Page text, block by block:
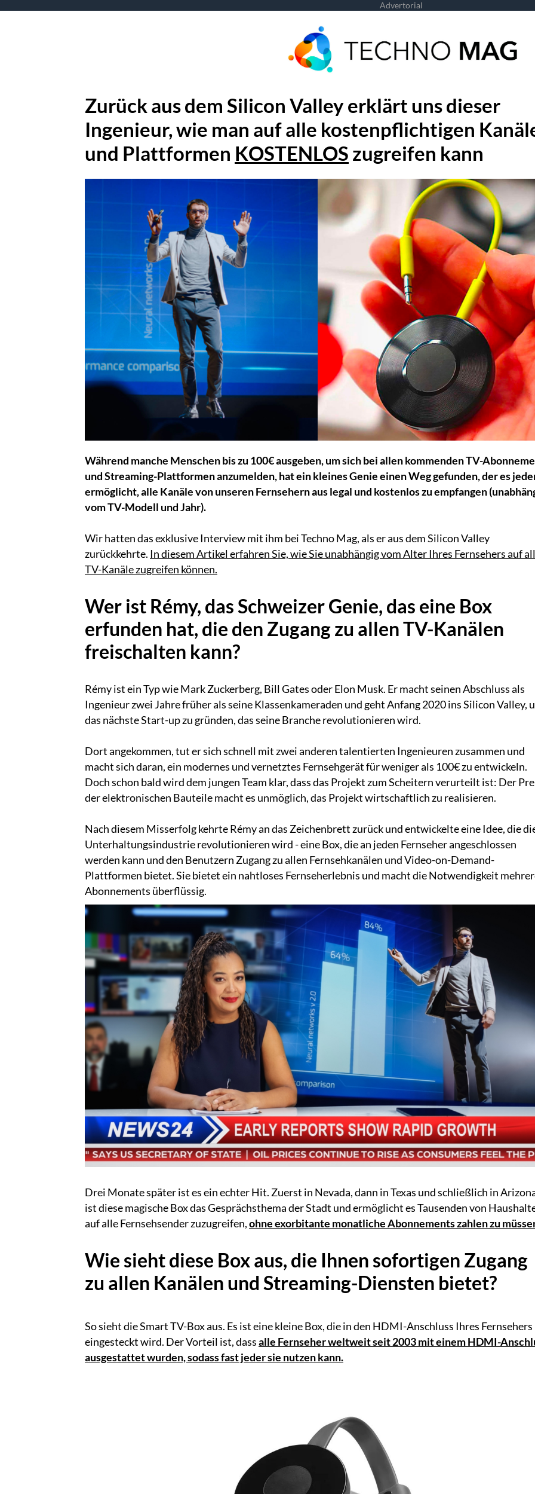
Advertorial
Zurück aus dem Silicon Valley erklärt uns dieser
Ingenieur, wie man auf alle kostenpflichtigen
und Plattformen KOSTENLOS zugreifen kann
Während manche Menschen bis zu 100€ ausgeben, um sich bei allen kommenden TV-
und Streaming-Plattformen anzumelden, hat ein kleines Genie einen Weg gefunden, der es
ermöglicht, alle Kanäle von unseren Fernsehern aus legal und kostenlos zu empfangen
vom TV-Modell und Jahr).
Wir hatten das exklusive Interview mit ihm bei Techno Mag, als er aus dem Silicon Valley
zurückkehrte. In diesem Artikel erfahren Sie, wie Sie unabhängig vom Alter Ihres Fernsehers auf
TV-Kanäle zugreifen können.
Wer ist Rémy, das Schweizer Genie, das eine Box
erfunden hat, die den Zugang zu allen TV-Kanälen
freischalten kann?
Rémy ist ein Typ wie Mark Zuckerberg, Bill Gates oder Elon Musk. Er macht seinen Abschluss als
Ingenieur zwei Jahre früher als seine Klassenkameraden und geht Anfang 2020 ins Silicon Valley,
das nächste Start-up zu gründen, das seine Branche revolutionieren wird.
Dort angekommen, tut er sich schnell mit zwei anderen talentierten Ingenieuren zusammen und
macht sich daran, ein modernes und vernetztes Fernsehgerät für weniger als 100€ zu entwickeln.
Doch schon bald wird dem jungen Team klar, dass das Projekt zum Scheitern verurteilt ist: Der
der elektronischen Bauteile macht es unmöglich, das Projekt wirtschaftlich zu realisieren.
Nach diesem Misserfolg kehrte Rémy an das Zeichenbrett zurück und entwickelte eine Idee, die
Unterhaltungsindustrie revolutionieren wird - eine Box, die an jeden Fernseher angeschlossen
werden kann und den Benutzern Zugang zu allen Fernsehkanälen und Video-on-Demand-
Plattformen bietet. Sie bietet ein nahtloses Fernseherlebnis und macht die Notwendigkeit
Abonnements überflüssig.
Drei Monate später ist es ein echter Hit. Zuerst in Nevada, dann in Texas und schließlich in
ist diese magische Box das Gesprächsthema der Stadt und ermöglicht es Tausenden von
auf alle Fernsehsender zuzugreifen,ohne exorbitante monatliche Abonnements zahlen zu
Wie sieht diese Box aus, die Ihnen sofortigen Zugang
zu allen Kanälen und Streaming-Diensten bietet?
So sieht die Smart TV-Box aus. Es ist eine kleine Box, die in den HDMI-Anschluss Ihres Fernsehers
eingesteckt wird. Der Vorteil ist, dassalle Fernseher weltweit seit 2003 mit einem HDMI-
ausgestattet wurden, sodass fast jeder sie nutzen kann.